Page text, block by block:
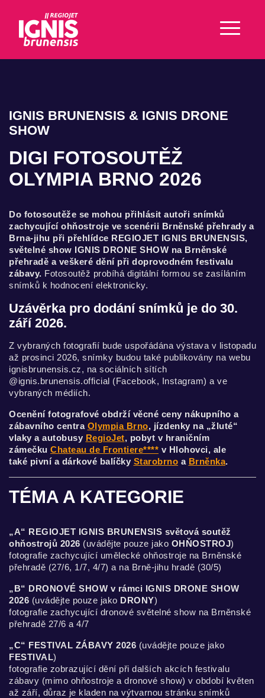
IGNIS BRUNENSIS & IGNIS DRONE
SHOW
DIGI FOTOSOUTĚŽ
OLYMPIA BRNO 2026
Do fotosoutěže se mohou přihlásit autoři snímků
zachycující ohňostroje ve scenérii Brněnské přehrady a
Brna-jihu při přehlídce REGIOJET IGNIS BRUNENSIS,
světelné show IGNIS DRONE SHOW na Brněnské
přehradě a veškeré dění při doprovodném festivalu
zábavy. Fotosoutěž probíhá digitální formou se zasíláním
snímků k hodnocení elektronicky.
Uzávěrka pro dodání snímků je do 30.
září 2026.
Z vybraných fotografií bude uspořádána výstava v listopadu
až prosinci 2026, snímky budou také publikovány na webu
ignisbrunensis.cz, na sociálních sítích
@ignis.brunensis.official (Facebook, Instagram) a ve
vybraných médiích.
Ocenění fotografové obdrží věcné ceny nákupního a
zábavního centra Olympia Brno, jízdenky na „žluté“
vlaky a autobusy RegioJet, pobyt v hraničním
zámečku Chateau de Frontiere**** v Hlohovci, ale
také pivní a dárkové balíčky Starobrno a Brněnka.
TÉMA A KATEGORIE
„A“ REGIOJET IGNIS BRUNENSIS světová soutěž
ohňostrojů 2026 (uvádějte pouze jako OHŇOSTROJ)
fotografie zachycující umělecké ohňostroje na Brněnské
přehradě (27/6, 1/7, 4/7) a na Brně-jihu hradě (30/5)
„B“ DRONOVÉ SHOW v rámci IGNIS DRONE SHOW
2026 (uvádějte pouze jako DRONY)
fotografie zachycující dronové světelné show na Brněnské
přehradě 27/6 a 4/7
„C“ FESTIVAL ZÁBAVY 2026 (uvádějte pouze jako
FESTIVAL)
fotografie zobrazující dění při dalších akcích festivalu
zábavy (mimo ohňostroje a dronové show) v období květen
až září, důraz je kladen na výtvarnou stránku snímků